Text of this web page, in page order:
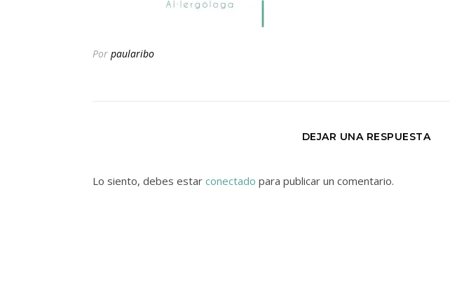
Por paularibo
DEJAR UNA RESPUESTA
Lo siento, debes estar conectado para publicar un comentario.